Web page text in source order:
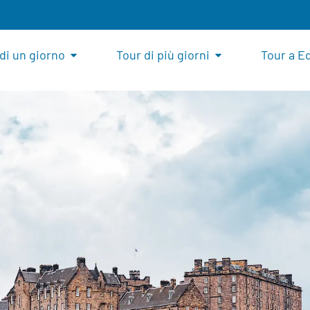
un giorno Tour di più giorni Tour a